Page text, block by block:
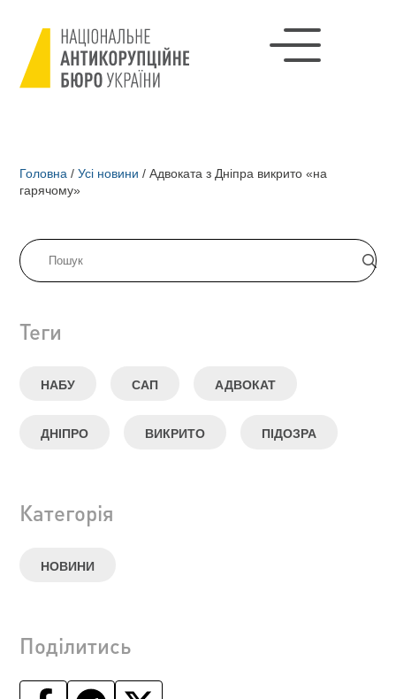
Головна / Усі новини / Адвоката з Дніпра викрито «на
гарячому»
Теги
НАБУ САП АДВОКАТ
ДНІПРО ВИКРИТО ПІДОЗРА
Категорія
НОВИНИ
Поділитись